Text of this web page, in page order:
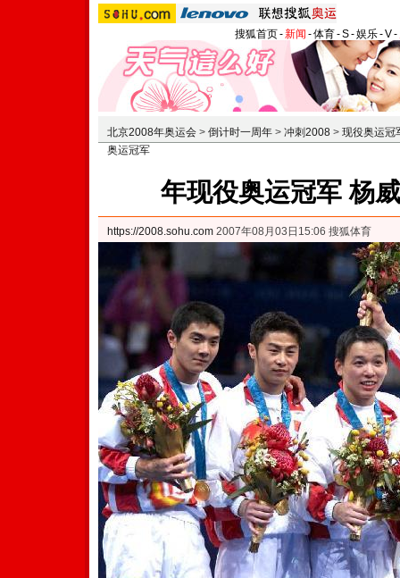
搜狐首页-新闻 -体育-S-娱乐-V-
北京2008年奥运会 > 倒计时一周年 > 冲刺2008 > 现役奥运冠
奥运冠军
年现役奥运冠军 杨
https://2008.sohu.com 2007年08月03日15:06 搜狐体育